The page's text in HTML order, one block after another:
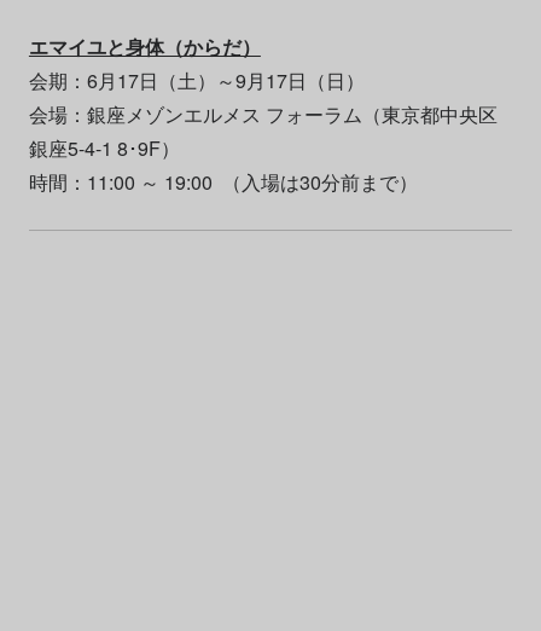
エマイユと身体（からだ）
会期：6月17日（土）～9月17日（日）
会場：銀座メゾンエルメス フォーラム（東京都中央区
銀座5-4-1 8･9F）
時間：11:00 ～ 19:00 （入場は30分前まで）